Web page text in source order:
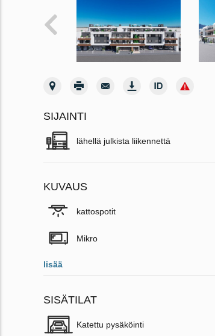
SIJAINTI
lähellä julkista liikennettä
KUVAUS
kattospotit
Mikro
lisää
SISÄTILAT
Katettu pysäköinti